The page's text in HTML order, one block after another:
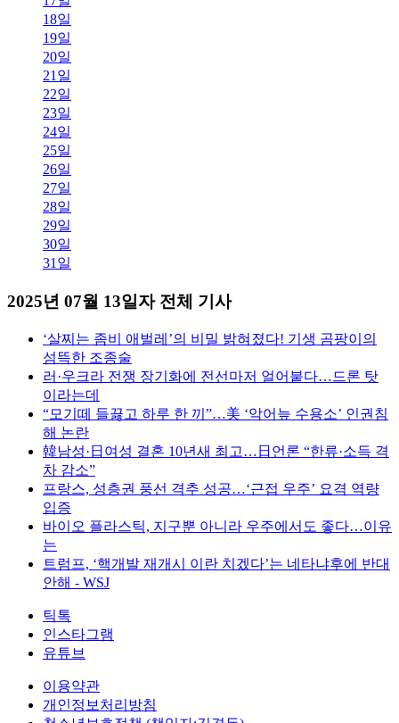
18일
19일
20일
21일
22일
23일
24일
25일
26일
27일
28일
29일
30일
31일
2025년 07월 13일자 전체 기사
‘살찌는 좀비 애벌레’의 비밀 밝혀졌다! 기생 곰팡이의
섬뜩한 조종술
러·우크라 전쟁 장기화에 전선마저 얼어붙다…드론 탓
이라는데
“모기떼 들끓고 하루 한 끼”…美 ‘악어늪 수용소’ 인권침
해 논란
韓남성·日여성 결혼 10년새 최고…日언론 “한류·소득 격
차 감소”
프랑스, 성층권 풍선 격추 성공…‘근접 우주’ 요격 역량
입증
바이오 플라스틱, 지구뿐 아니라 우주에서도 좋다…이유
는
트럼프, ‘핵개발 재개시 이란 치겠다’는 네타냐후에 반대
안해 - WSJ
틱톡
인스타그램
유튜브
이용약관
개인정보처리방침